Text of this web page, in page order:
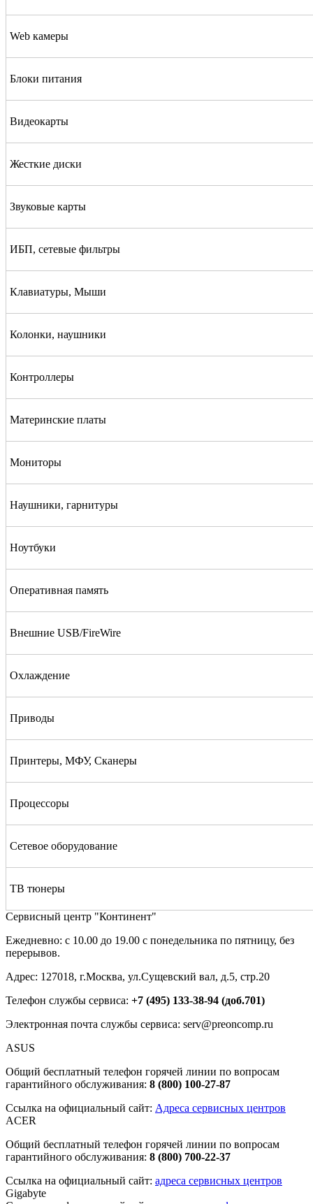
Web камеры
Блоки питания
Видеокарты
Жесткие диски
Звуковые карты
ИБП, сетевые фильтры
Клавиатуры, Мыши
Колонки, наушники
Контроллеры
Материнские платы
Мониторы
Наушники, гарнитуры
Ноутбуки
Оперативная память
Внешние USB/FireWire
Охлаждение
Приводы
Принтеры, МФУ, Cканеры
Процессоры
Сетевое оборудование
ТВ тюнеры
Сервисный центр "Континент"
Ежедневно: с 10.00 до 19.00 с понедельника по пятницу, без
перерывов.
Адрес: 127018, г.Москва, ул.Сущевский вал, д.5, стр.20
Телефон службы сервиса: +7 (495) 133-38-94 (доб.701)
Электронная почта службы сервиса: serv@preoncomp.ru
ASUS
Общий бесплатный телефон горячей линии по вопросам
гарантийного обслуживания: 8 (800) 100-27-87
Ссылка на официальный сайт: Адреса сервисных центров
ACER
Общий бесплатный телефон горячей линии по вопросам
гарантийного обслуживания: 8 (800) 700-22-37
Ссылка на официальный сайт: адреса сервисных центров
Gigabyte